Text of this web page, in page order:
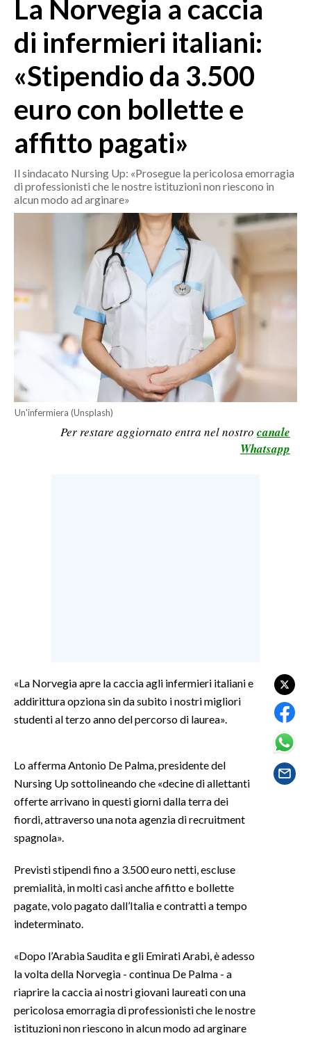
MEDIO CAMPIDANO
SASSARI E PROVINCIA
GALLURA
NUORO E PROVINCIA
OGLIASTRA
AGENDA
ITALIA
SERVIZI ALLE IMPRESE
LAVORO
SPORT IN SARDEGNA
SPORT
GOSSIP
SALUTE
SARDI NEL MONDO
NOTIZIE
3 MINUTI CON
INSULARITÀ
INFO AZIENDE
ANNUNCI
NECROLOGI
La Norvegia a caccia
di infermieri italiani:
«Stipendio da 3.500
euro con bollette e
affitto pagati»
Il sindacato Nursing Up: «Prosegue la pericolosa emorragia
di professionisti che le nostre istituzioni non riescono in
alcun modo ad arginare»
Un'infermiera (Unsplash)
Per restare aggiornato entra nel nostro canale
Whatsapp
«La Norvegia apre la caccia agli infermieri italiani e
addirittura opziona sin da subito i nostri migliori
studenti al terzo anno del percorso di laurea».
Lo afferma Antonio De Palma, presidente del
Nursing Up sottolineando che «decine di allettanti
offerte arrivano in questi giorni dalla terra dei
fiordi, attraverso una nota agenzia di recruitment
spagnola».
Previsti stipendi fino a 3.500 euro netti, escluse
premialità, in molti casi anche affitto e bollette
pagate, volo pagato dall’Italia e contratti a tempo
indeterminato.
«Dopo l’Arabia Saudita e gli Emirati Arabi, è adesso
la volta della Norvegia - continua De Palma - a
riaprire la caccia ai nostri giovani laureati con una
pericolosa emorragia di professionisti che le nostre
istituzioni non riescono in alcun modo ad arginare